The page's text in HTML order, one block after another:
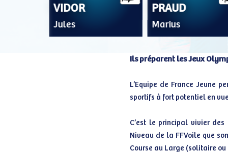
VIDOR
Jules
PRAUD
Marius
Ils préparent les Jeux
L’Equipe de France Jeune
sportifs à fort potentiel en
C’est le principal vivier
Niveau de la FFVoile que
Course au Large (solitaire ou